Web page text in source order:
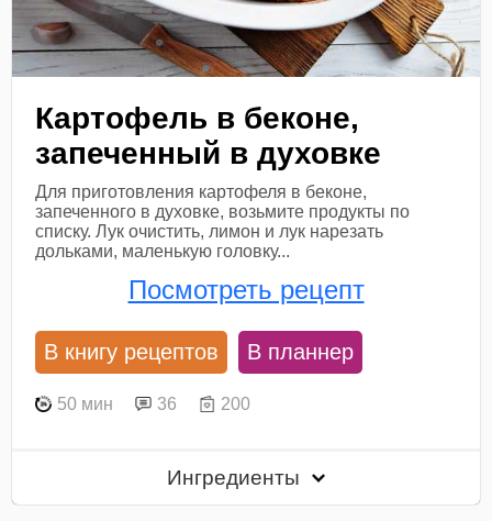
Картофель в беконе,
запеченный в духовке
Для приготовления картофеля в беконе,
запеченного в духовке, возьмите продукты по
списку. Лук очистить, лимон и лук нарезать
дольками, маленькую головку...
Посмотреть рецепт
В книгу рецептов В планнер
50 мин 36 200
Ингредиенты